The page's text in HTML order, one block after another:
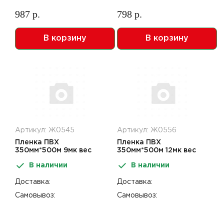
987 р.
В корзину
798 р.
В корзину
Артикул: Ж0545
Пленка ПВХ
350мм*500м 9мк вес
В наличии
Доставка:
Самовывоз:
Артикул: Ж0556
Пленка ПВХ
350мм*500м 12мк вес
В наличии
Доставка:
Самовывоз: